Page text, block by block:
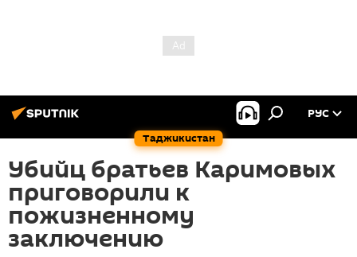
Таджикистан
РУС
Убийц братьев Каримовых
приговорили к
пожизненному
заключению